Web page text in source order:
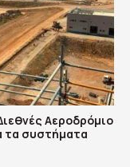
Αεροδρόμιο
τα συστήματα